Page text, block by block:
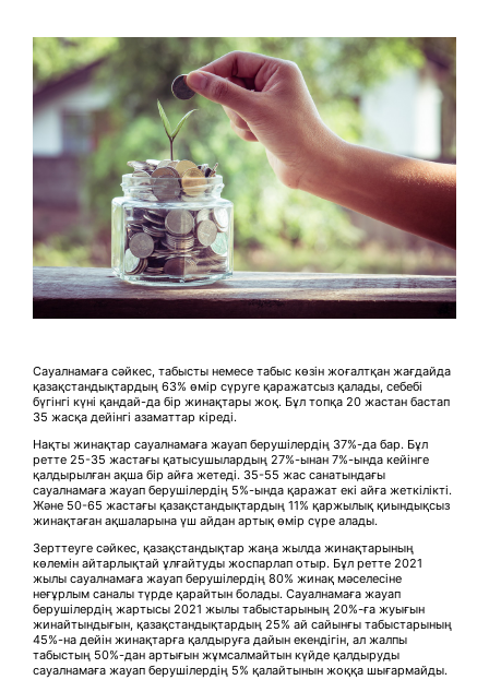
Сауалнамаға сәйкес, табысты немесе табыс көзін жоғалтқан жағдайда
қазақстандықтардың 63% өмір сүруге қаражатсыз қалады, себебі
бүгінгі күні қандай-да бір жинақтары жоқ. Бұл топқа 20 жастан бастап
35 жасқа дейінгі азаматтар кіреді.
Нақты жинақтар сауалнамаға жауап берушілердің 37%-да бар. Бұл
ретте 25-35 жастағы қатысушылардың 27%-ынан 7%-ында кейінге
қалдырылған ақша бір айға жетеді. 35-55 жас санатындағы
сауалнамаға жауап берушілердің 5%-ында қаражат екі айға жеткілікті.
Және 50-65 жастағы қазақстандықтардың 11% қаржылық қиындықсыз
жинақтаған ақшаларына үш айдан артық өмір сүре алады.
Зерттеуге сәйкес, қазақстандықтар жаңа жылда жинақтарының
көлемін айтарлықтай ұлғайтуды жоспарлап отыр. Бұл ретте 2021
жылы сауалнамаға жауап берушілердің 80% жинақ мәселесіне
неғұрлым саналы түрде қарайтын болады. Сауалнамаға жауап
берушілердің жартысы 2021 жылы табыстарының 20%-ға жуығын
жинайтындығын, қазақстандықтардың 25% ай сайынғы табыстарының
45%-на дейін жинақтарға қалдыруға дайын екендігін, ал жалпы
табыстың 50%-дан артығын жұмсалмайтын күйде қалдыруды
сауалнамаға жауап берушілердің 5% қалайтынын жоққа шығармайды.